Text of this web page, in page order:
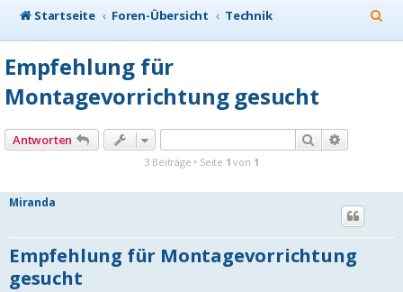
Startseite
Foren-Übersicht Technik
u
Empfehlung für
Montagevorrichtung gesucht
Antworten Suche
3 Beiträge • Seite 1 von 1
Miranda
Empfehlung für Montagevorrichtung
gesucht